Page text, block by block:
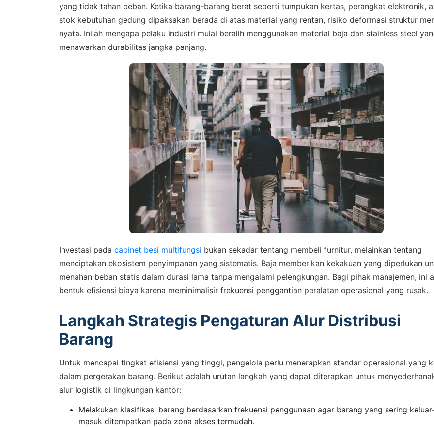
yang tidak tahan beban. Ketika barang-barang berat seperti tumpukan kertas, perangkat elektronik,
stok kebutuhan gedung dipaksakan berada di atas material yang rentan, risiko deformasi struktur
nyata. Inilah mengapa pelaku industri mulai beralih menggunakan material baja dan stainless steel
menawarkan durabilitas jangka panjang.
Investasi pada cabinet besi multifungsi bukan sekadar tentang membeli furnitur, melainkan tentang
menciptakan ekosistem penyimpanan yang sistematis. Baja memberikan kekakuan yang diperlukan
menahan beban statis dalam durasi lama tanpa mengalami pelengkungan. Bagi pihak manajemen, ini
bentuk efisiensi biaya karena meminimalisir frekuensi penggantian peralatan operasional yang rusak.
Langkah Strategis Pengaturan Alur Distribusi
Barang
Untuk mencapai tingkat efisiensi yang tinggi, pengelola perlu menerapkan standar operasional yang
dalam pergerakan barang. Berikut adalah urutan langkah yang dapat diterapkan untuk
alur logistik di lingkungan kantor:
Melakukan klasifikasi barang berdasarkan frekuensi penggunaan agar barang yang sering
masuk ditempatkan pada zona akses termudah.
SALES ASSISTANCE
Hubungi Tim Sales
Konsultasikan kebutuhan proyek Anda, dapatkan estimasi cepat via
WhatsApp.